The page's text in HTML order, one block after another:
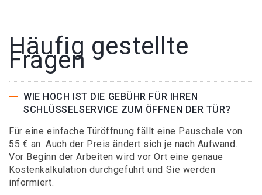
Häufig gestellte
Fragen
WIE HOCH IST DIE GEBÜHR FÜR IHREN
SCHLÜSSELSERVICE ZUM ÖFFNEN DER TÜR?
Für eine einfache Türöffnung fällt eine Pauschale von
55 € an. Auch der Preis ändert sich je nach Aufwand.
Vor Beginn der Arbeiten wird vor Ort eine genaue
Kostenkalkulation durchgeführt und Sie werden
informiert.